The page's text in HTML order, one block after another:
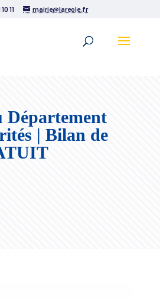
11 mairie@lareole.fr
Département
| Bilan de